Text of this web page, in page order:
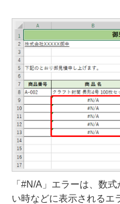
「#N/A」エラーは、数
い時などに表示されるエ